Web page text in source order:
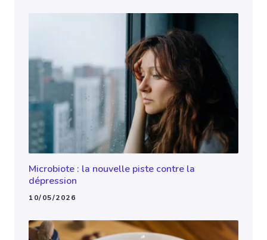
Microbiote : la nouvelle piste contre la
dépression
10/05/2026